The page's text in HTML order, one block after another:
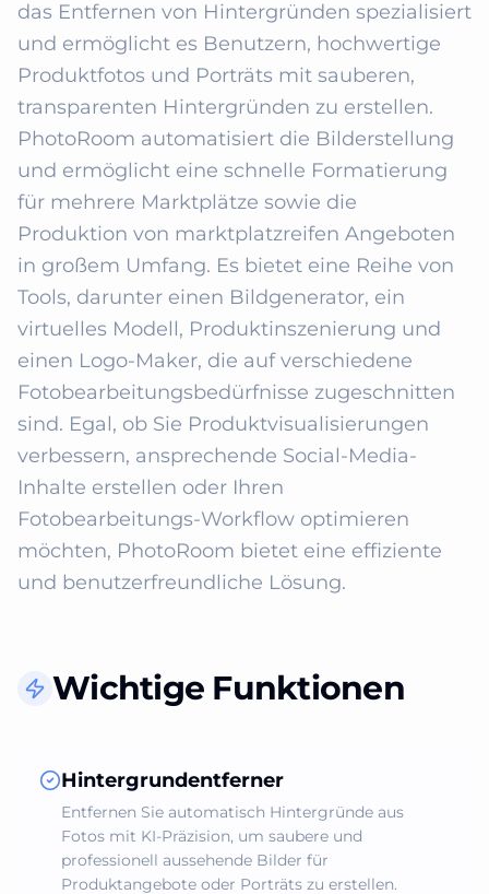
das Entfernen von Hintergründen spezialisiert
und ermöglicht es Benutzern, hochwertige
Produktfotos und Porträts mit sauberen,
transparenten Hintergründen zu erstellen.
PhotoRoom automatisiert die Bilderstellung
und ermöglicht eine schnelle Formatierung
für mehrere Marktplätze sowie die
Produktion von marktplatzreifen Angeboten
in großem Umfang. Es bietet eine Reihe von
Tools, darunter einen Bildgenerator, ein
virtuelles Modell, Produktinszenierung und
einen Logo-Maker, die auf verschiedene
Fotobearbeitungsbedürfnisse zugeschnitten
sind. Egal, ob Sie Produktvisualisierungen
verbessern, ansprechende Social-Media-
Inhalte erstellen oder Ihren
Fotobearbeitungs-Workflow optimieren
möchten, PhotoRoom bietet eine effiziente
und benutzerfreundliche Lösung.
Wichtige Funktionen
Hintergrundentferner
Entfernen Sie automatisch Hintergründe aus
Fotos mit KI-Präzision, um saubere und
professionell aussehende Bilder für
Produktangebote oder Porträts zu erstellen.